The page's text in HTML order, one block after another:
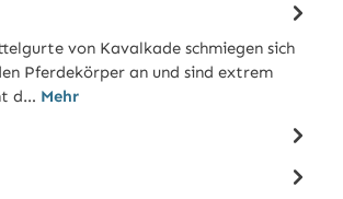
von Kavalkade schmiegen sich
Pferdekörper an und sind extrem
d… Mehr